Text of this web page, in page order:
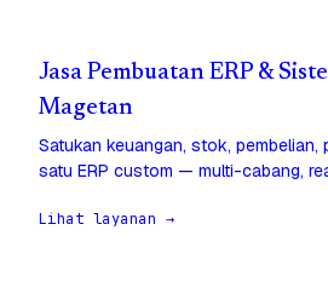
Jasa Pembuatan ERP &
Magetan
Satukan keuangan, stok, pembelian,
satu ERP custom — multi-cabang,
Lihat layanan →